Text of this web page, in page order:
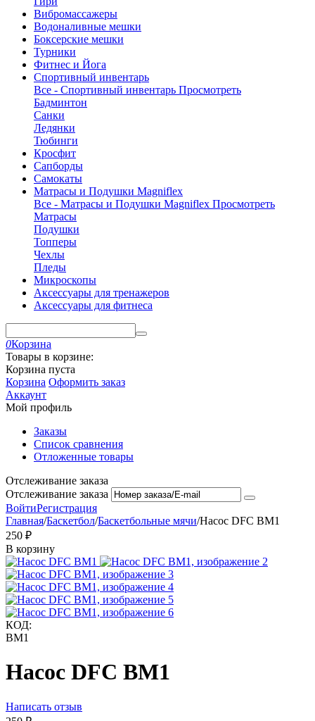
Вибромассажеры
Водоналивные мешки
Боксерские мешки
Турники
Фитнес и Йога
Спортивный инвентарь
Все - Спортивный инвентарь Просмотреть
Бадминтон
Санки
Ледянки
Тюбинги
Кросфит
Сапборды
Самокаты
Матрасы и Подушки Magniflex
Все - Матрасы и Подушки Magniflex Просмотреть
Матрасы
Подушки
Топперы
Чехлы
Пледы
Микроскопы
Аксессуары для тренажеров
Аксессуары для фитнеса
0Корзина
Товары в корзине:
Корзина пуста
Корзина Оформить заказ
Аккаунт
Мой профиль
Заказы
Список сравнения
Отложенные товары
Отслеживание заказа
Отслеживание заказа
ВойтиРегистрация
Главная/Баскетбол/Баскетбольные мячи/Насос DFC BM1
‍250‍ ₽
В корзину
КОД:
BM1
Насос DFC BM1
Написать отзыв